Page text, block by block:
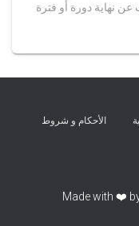
نهاية دورة أو فترة
الأحكام و شروط